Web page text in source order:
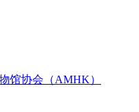
馆协会（AMHK）